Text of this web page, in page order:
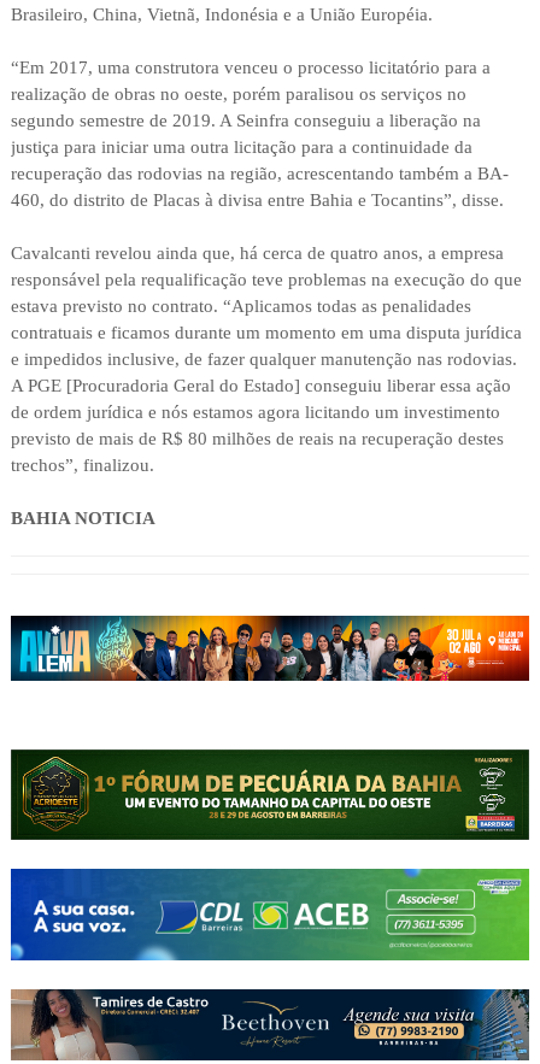
Brasileiro, China, Vietnã, Indonésia e a União Européia.
“Em 2017, uma construtora venceu o processo licitatório para a
realização de obras no oeste, porém paralisou os serviços no
segundo semestre de 2019. A Seinfra conseguiu a liberação na
justiça para iniciar uma outra licitação para a continuidade da
recuperação das rodovias na região, acrescentando também a BA-
460, do distrito de Placas à divisa entre Bahia e Tocantins”, disse.
Cavalcanti revelou ainda que, há cerca de quatro anos, a empresa
responsável pela requalificação teve problemas na execução do que
estava previsto no contrato. “Aplicamos todas as penalidades
contratuais e ficamos durante um momento em uma disputa jurídica
e impedidos inclusive, de fazer qualquer manutenção nas rodovias.
A PGE [Procuradoria Geral do Estado] conseguiu liberar essa ação
de ordem jurídica e nós estamos agora licitando um investimento
previsto de mais de R$ 80 milhões de reais na recuperação destes
trechos”, finalizou.
BAHIA NOTICIA